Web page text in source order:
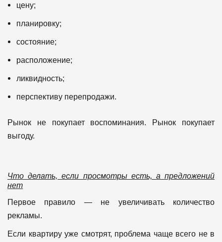
цену;
планировку;
состояние;
расположение;
ликвидность;
перспективу перепродажи.
Рынок не покупает воспоминания.
Рынок покупает
выгоду.
Что делать, если просмотры есть, а предложений
нет
Первое правило — не увеличивать количество
рекламы.
Если квартиру уже смотрят, проблема чаще всего не в